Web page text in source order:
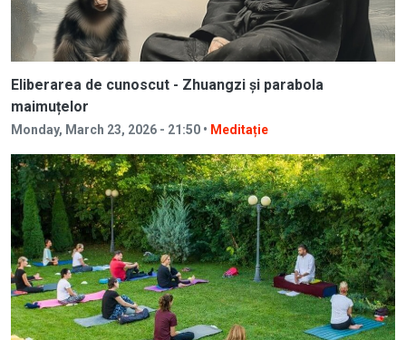
Eliberarea de cunoscut - Zhuangzi și parabola
maimuțelor
Monday, March 23, 2026 - 21:50 • Meditație
Image